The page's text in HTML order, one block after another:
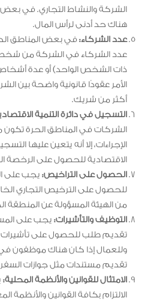
الشركة والنشاط التجاري. في بعض
هناك حد أدنى لرأس المال.
عدد الشركاء:في بعض المناطق
عدد الشركاء في الشركة من
ذات الشخص الواحد) أو عدة
الأمر عقودًا قانونية واضحة بين
أكثر من شريك.
التسجيل في دائرة التنمية
الشركات في المناطق الحرة
الإجراءات، إلا أنه يتعين عليها
الاقتصادية للحصول على الرخصة
الحصول على التراخيص: يجب على
للحصول على الترخيص التجاري
من الهيئة المسؤولة عن المنطقة
التوظيف والتأشيرات: يجب على
تقديم طلب للحصول على تأشيرات
وللعمال إذا كان هناك موظفون
تقديم مستندات مثل جوازات
الامتثال للقوانين والأنظمة المحلية:
الالتزام بكافة القوانين والأنظمة